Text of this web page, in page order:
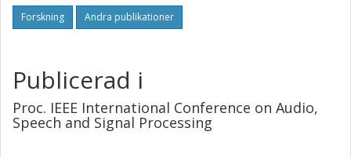
Forskning Andra publikationer
Publicerad i
Proc. IEEE International Conference on Audio,
Speech and Signal Processing